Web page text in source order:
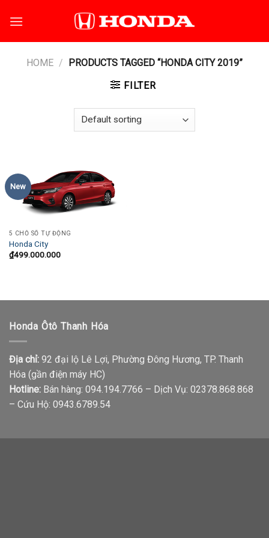
HOME / PRODUCTS TAGGED “HONDA CITY 2019”
FILTER
New
5 CHỖ SỐ TỰ ĐỘNG
Honda City
₫499.000.000
Honda Ôtô Thanh Hóa
Địa chỉ: 92 đại lộ Lê Lợi, Phường Đông Hương, TP. Thanh
Hóa (gần điện máy HC)
Hotline: Bán hàng: 094.194.7766 – Dịch Vụ: 02378.868.868
– Cứu Hộ: 0943.6789.54